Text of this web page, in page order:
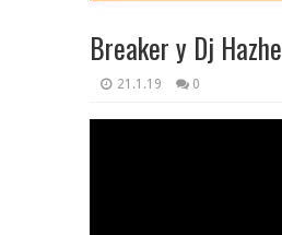
Breaker y Dj
21.1.19 0